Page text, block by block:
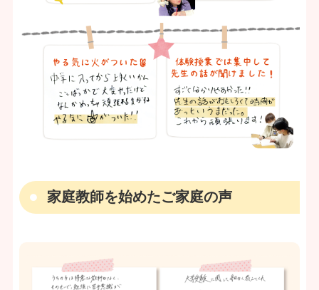
家庭教師を始めたご家庭の声